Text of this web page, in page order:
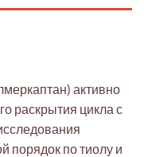
активно
раскрытия цикла с
порядок по тиолу и